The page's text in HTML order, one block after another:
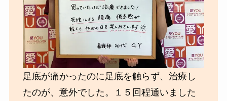
足底が痛かったのに足底を触らず、治療し
たのが、意外でした。１５回程通いました